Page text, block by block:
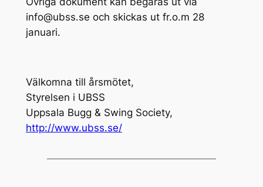
info@ubss.se och skickas ut fr.o.m 28
januari.
Välkomna till årsmötet,
Styrelsen i UBSS
Uppsala Bugg & Swing Society,
http://www.ubss.se/